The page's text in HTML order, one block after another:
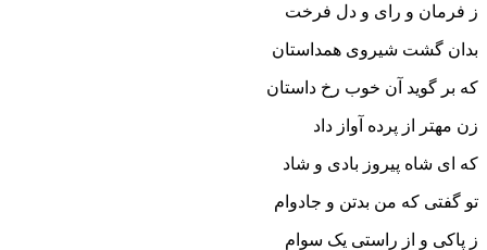
ز فرمان و راى و دل فرخت‏
بدان گشت شیروى همداستان
که بر گوید آن خوب رخ داستان‏
زن مهتر از پرده آواز داد
که اى شاه پیروز بادى و شاد
تو گفتى که من بدتن و جادوام
ز پاکى و از راستى یک سوام‏